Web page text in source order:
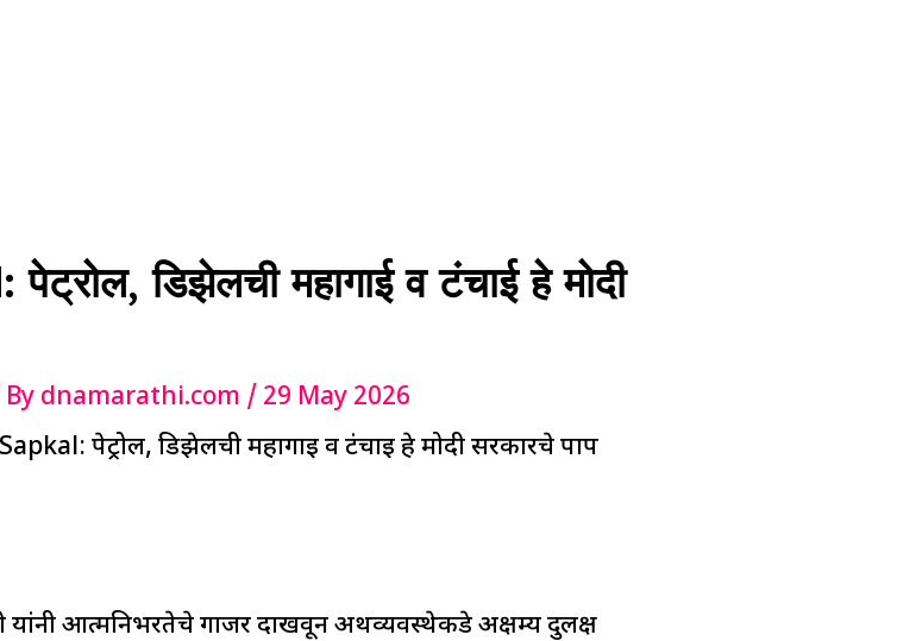
डिझेलची महागाई व टंचाई हे मोदी
dnamarathi.com / 29 May 2026
पेट्रोल, डिझेलची महागाई व टंचाई हे मोदी सरकारचे पाप
यांनी आत्मनिर्भरतेचे गाजर दाखवून अर्थव्यवस्थेकडे अक्षम्य दुर्लक्ष